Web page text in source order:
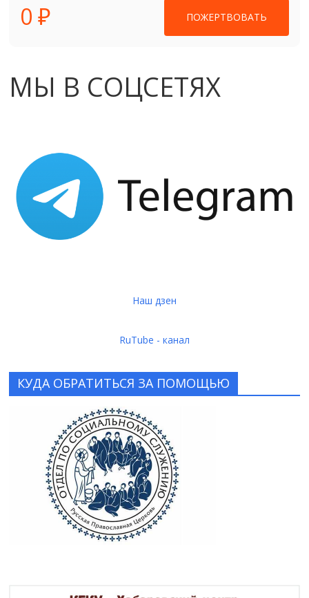
0 ₽ ПОЖЕРТВОВАТЬ
МЫ В СОЦСЕТЯХ
Наш дзен
RuTube - канал
КУДА ОБРАТИТЬСЯ ЗА ПОМОЩЬЮ